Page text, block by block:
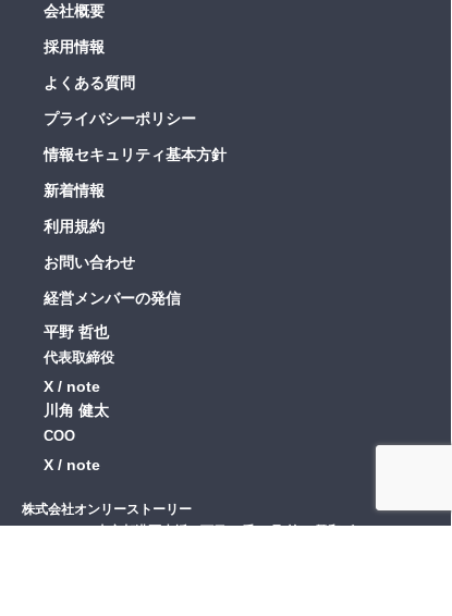
会社概要
採用情報
よくある質問
プライバシーポリシー
情報セキュリティ基本方針
新着情報
利用規約
お問い合わせ
経営メンバーの発信
平野 哲也
代表取締役
X
note
川角 健太
COO
X note
株式会社オンリーストーリー
〒107-0052 東京都港区赤坂一丁目14番14号 第35興和ビル515